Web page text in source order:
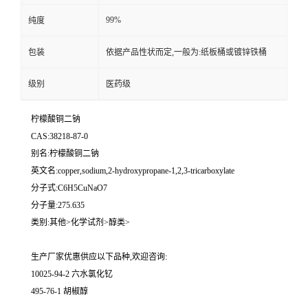
纯度 99%
包装 依据产品性状而定,一般为:纸板桶或镀锌铁桶
级别 医药级
柠檬酸铜二钠
CAS:38218-87-0
别名:柠檬酸铜二钠
英文名:copper,sodium,2-hydroxypropane-1,2,3-tricarboxylate
分子式:C6H5CuNaO7
分子量:275.635
类别:其他>化学试剂>醇类>
生产厂家优惠供应以下品种,欢迎咨询:
10025-94-2 六水氯化钇
495-76-1 胡椒醇